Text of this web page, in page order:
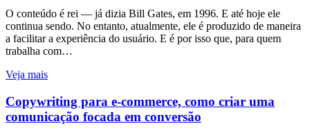
O conteúdo é rei — já dizia Bill Gates, em 1996. E até hoje ele
continua sendo. No entanto, atualmente, ele é produzido de maneira
a facilitar a experiência do usuário. E é por isso que, para quem
trabalha com…
Veja mais
Copywriting para e-commerce, como criar uma
comunicação focada em conversão